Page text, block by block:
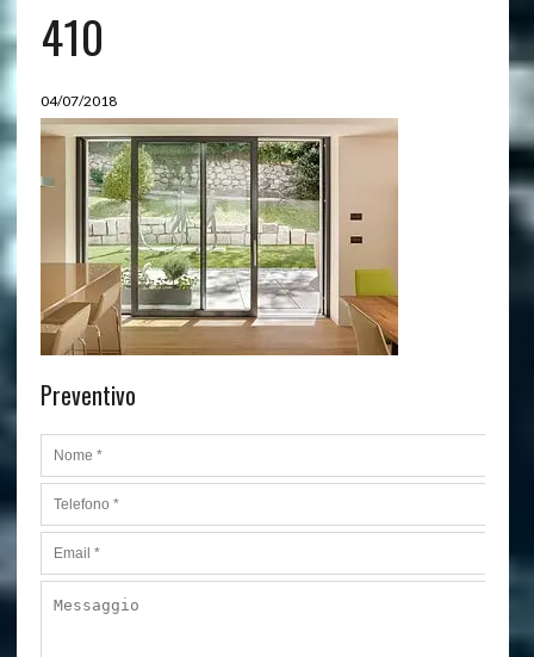
410
04/07/2018
Preventivo